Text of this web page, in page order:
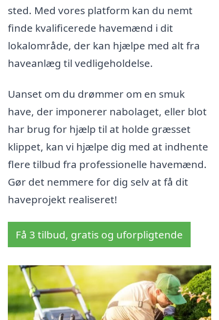
sted. Med vores platform kan du nemt
finde kvalificerede havemænd i dit
lokalområde, der kan hjælpe med alt fra
haveanlæg til vedligeholdelse.
Uanset om du drømmer om en smuk
have, der imponerer nabolaget, eller blot
har brug for hjælp til at holde græsset
klippet, kan vi hjælpe dig med at indhente
flere tilbud fra professionelle havemænd.
Gør det nemmere for dig selv at få dit
haveprojekt realiseret!
Få 3 tilbud, gratis og uforpligtende